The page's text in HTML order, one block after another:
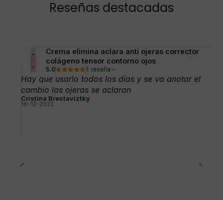
Reseñas destacadas
Crema elimina aclara anti ojeras corrector
colágeno tensor contorno ojos
5.0 1 reseña
Hay que usarlo todos los días y se va anotar el
cambio las ojeras se aclaran
Cristina Brestaviztky
16-12-2022